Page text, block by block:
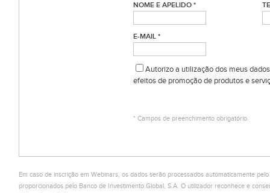
NOME E APELIDO *
E-MAIL *
Autorizo a utilização dos meus
efeitos de promoção de produtos e
* Campos de preenchimento obrigatório.
Em caso de inscrição em Webinars, os dados serão processados automaticamente
proporcionados pelo Banco de Investimento Global, S.A. O utilizador reconhece e